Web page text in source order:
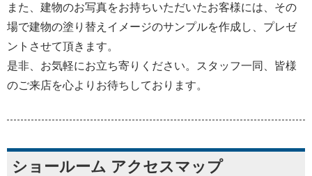
また、建物のお写真をお持ちいただいたお客様には、その
場で建物の塗り替えイメージのサンプルを作成し、プレゼ
ントさせて頂きます。
是非、お気軽にお立ち寄りください。スタッフ一同、皆様
のご来店を心よりお待ちしております。
ショールーム アクセスマップ